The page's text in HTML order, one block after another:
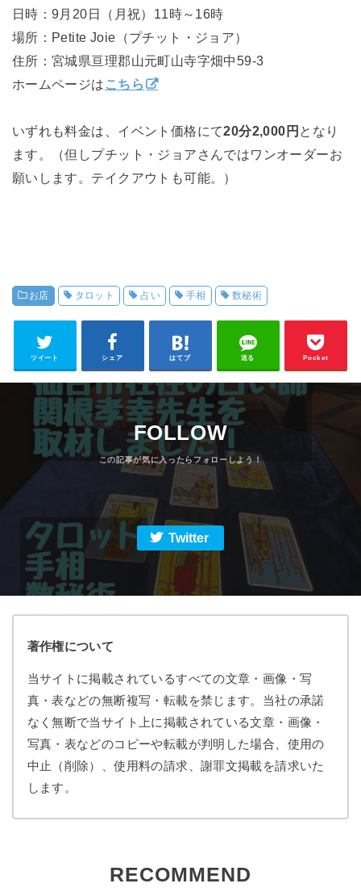
日時：9月20日（月祝）11時～16時
場所：Petite Joie（プチット・ジョア）
住所：宮城県亘理郡山元町山寺字畑中59-3
ホームページは こちら
いずれも料金は、イベント価格にて20分2,000円 となり
ます。（但しプチット・ジョアさんではワンオーダーお
願いします。テイクアウトも可能。）
お店 タロット 占い 手相 数秘術
ツイート シェア はてブ 送る Pocket
FOLLOW
Twitter
著作権について
当サイトに掲載されているすべての文章・画像・写
真・表などの無断複写・転載を禁じます。当社の承諾
なく無断で当サイト上に掲載されている文章・画像・
写真・表などのコピーや転載が判明した場合、使用の
中止（削除）、使用料の請求、謝罪文掲載を請求いた
します。
RECOMMEND